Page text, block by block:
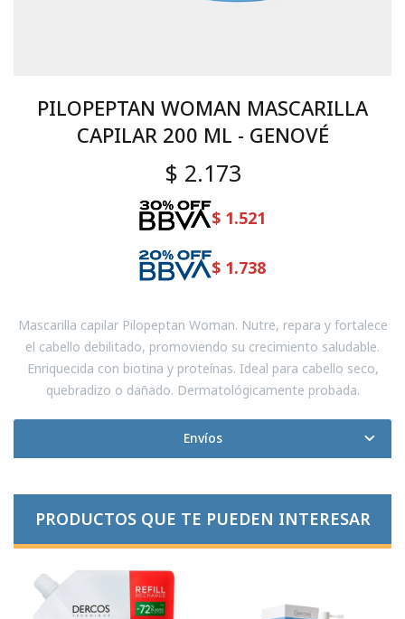
PILOPEPTAN WOMAN MASCARILLA
CAPILAR 200 ML - GENOVÉ
$ 2.173
$ 1.521
$ 1.738
Mascarilla capilar Pilopeptan Woman. Nutre, repara y fortalece
el cabello debilitado, promoviendo su crecimiento saludable.
Enriquecida con biotina y proteínas. Ideal para cabello seco,
quebradizo o dañado. Dermatológicamente probada.
Envíos
PRODUCTOS QUE TE PUEDEN INTERESAR